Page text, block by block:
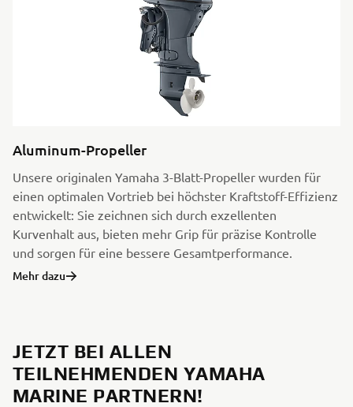
Aluminum-Propeller
Unsere originalen Yamaha 3-Blatt-Propeller wurden für
einen optimalen Vortrieb bei höchster Kraftstoff-Effizienz
entwickelt: Sie zeichnen sich durch exzellenten
Kurvenhalt aus, bieten mehr Grip für präzise Kontrolle
und sorgen für eine bessere Gesamtperformance.
Mehr dazu
JETZT BEI ALLEN
TEILNEHMENDEN YAMAHA
MARINE PARTNERN!